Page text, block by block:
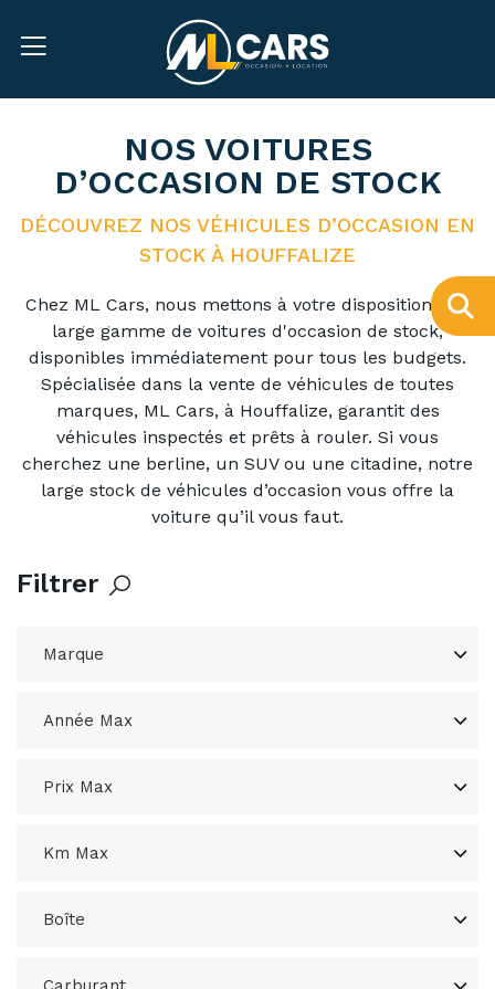
NOS VOITURES
D’OCCASION DE STOCK
DÉCOUVREZ NOS VÉHICULES D’OCCASION EN
STOCK À HOUFFALIZE
Chez ML Cars, nous mettons à votre disposition une
large gamme de voitures d'occasion de stock,
disponibles immédiatement pour tous les budgets.
Spécialisée dans la vente de véhicules de toutes
marques, ML Cars, à Houffalize, garantit des
véhicules inspectés et prêts à rouler. Si vous
cherchez une berline, un SUV ou une citadine, notre
large stock de véhicules d’occasion vous offre la
voiture qu’il vous faut.
Filtrer